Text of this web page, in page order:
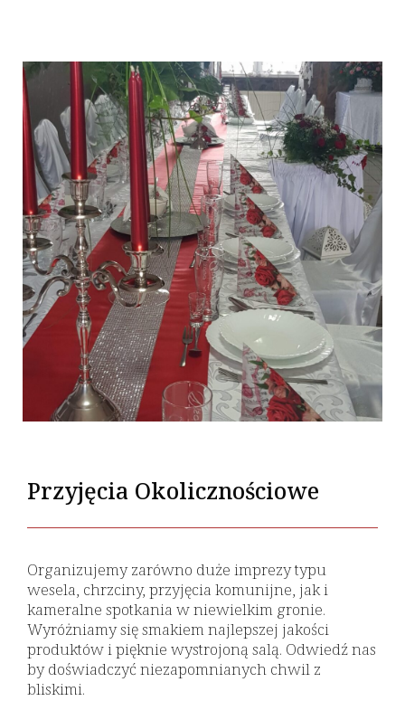
Przyjęcia Okolicznościowe
Organizujemy zarówno duże imprezy typu
wesela, chrzciny, przyjęcia komunijne, jak i
kameralne spotkania w niewielkim gronie.
Wyróżniamy się smakiem najlepszej jakości
produktów i pięknie wystrojoną salą. Odwiedź nas
by doświadczyć niezapomnianych chwil z
bliskimi.